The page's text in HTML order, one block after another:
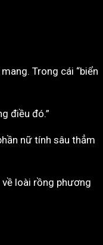
Trong cái “biển
điều đó.”
nữ tính sâu thẳm
loài rồng phương